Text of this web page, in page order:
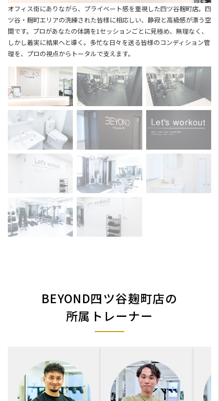
オフィス街にありながら、プライベート感を重視した四ツ谷麹町店。四
ツ谷・麹町エリアの洗練された皆様に相応しい、静寂と高級感が漂う空
間です。プロがあなたの体調を1セッションごとに見極め、無理なく、
しかし着実に結果へと導く。多忙な日々を送る皆様のコンディション管
理を、プロの視点からトータルで支えます。
BEYOND四ツ谷麹町店の
所属トレーナー